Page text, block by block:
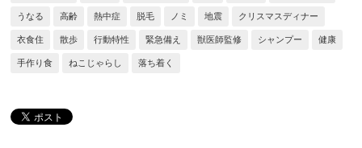
うなる 高齢 熱中症 脱毛 ノミ 地震 クリスマスディナー
衣食住 散歩 行動特性 緊急備え 獣医師監修 シャンプー 健康
手作り食 ねこじゃらし 落ち着く